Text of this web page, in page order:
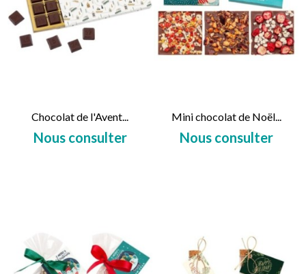
Chocolat de l'Avent...
Nous consulter
Mini chocolat de Noël...
Nous consulter